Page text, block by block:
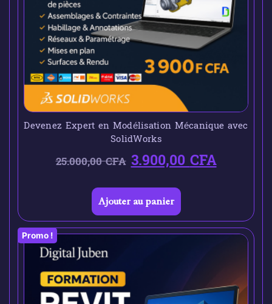
Devenez Expert en Modélisation Mécanique avec
SolidWorks
25.000,00CFA 3.900,00CFA
Ajouter au panier
Promo !